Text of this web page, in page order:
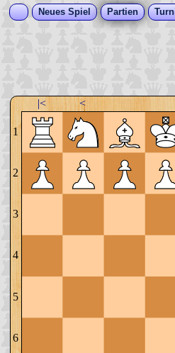
Neues Spiel Partien
|< <
1
2
3
4
5
6